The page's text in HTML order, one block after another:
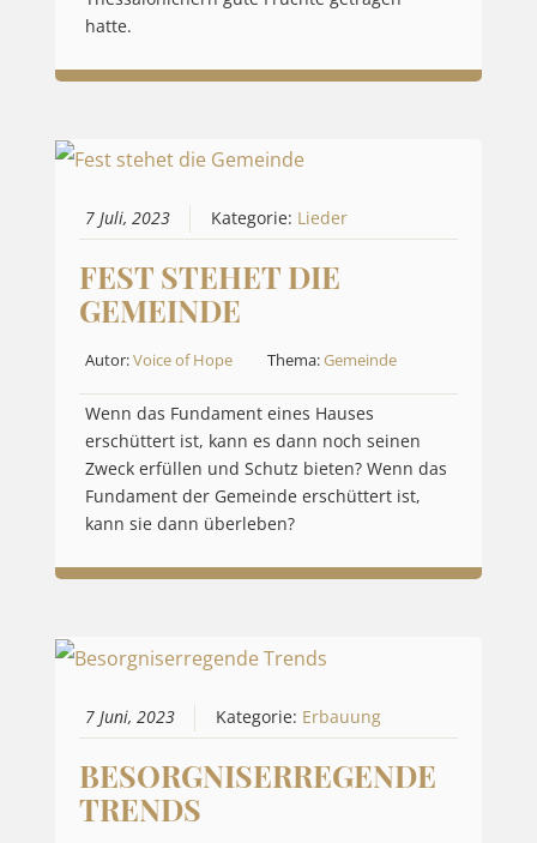
hatte.
7 Juli, 2023 Kategorie: Lieder
FEST STEHET DIE
GEMEINDE
Autor:Voice of Hope Thema:Gemeinde
Wenn das Fundament eines Hauses
erschüttert ist, kann es dann noch seinen
Zweck erfüllen und Schutz bieten? Wenn das
Fundament der Gemeinde erschüttert ist,
kann sie dann überleben?
7 Juni, 2023 Kategorie: Erbauung
BESORGNISERREGENDE
TRENDS